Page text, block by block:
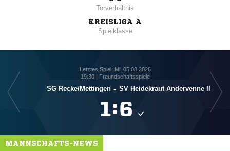
Torverhältnis
KREISLIGA A
Spielklasse
Letztes Spiel: Mi, 05.08.2026
19:30 | Freundschaftsspiele
SG Recke/​Mettingen - SV Heidekraut Andervenne II
:
SG
MANNSCHAFTS-NEWS